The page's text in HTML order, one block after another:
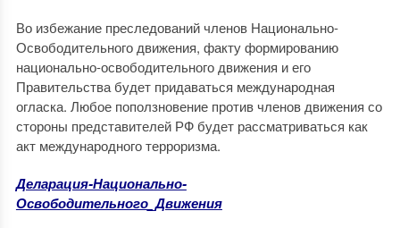
Во избежание преследований членов Национально-
Освободительного движения, факту формированию
национально-освободительного движения и его
Правительства будет придаваться международная
огласка. Любое поползновение против членов движения со
стороны представителей РФ будет рассматриваться как
акт международного терроризма.
Деларация-Национально-
Освободительного_Движения